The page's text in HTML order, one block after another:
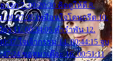
าจก 7. 00:20:30 คิดดูให้ดี 8.
00:27:35 เหมือนใจโดนกรีด 10.
ว 11. 00:34:05 คำรำพัน 12.
ใจเจ้ากรรม 14. 00:44:15 จูบ
ขอสูมาเต๊อะ 16. 00:51:11